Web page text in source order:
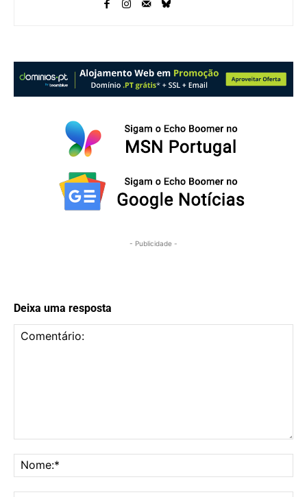
- Publicidade -
Deixa uma resposta